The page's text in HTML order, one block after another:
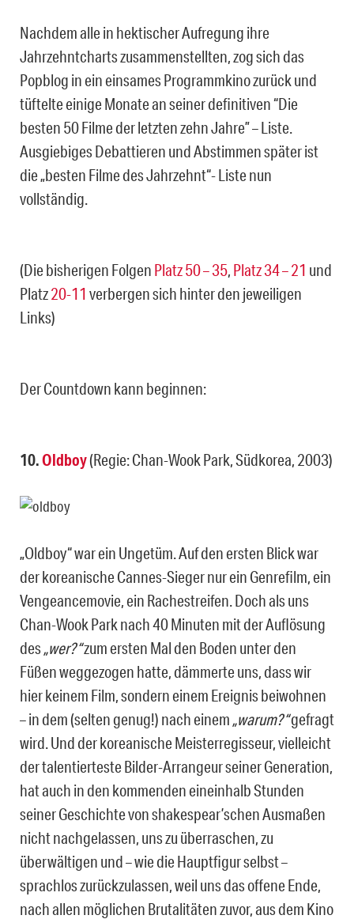
Nachdem alle in hektischer Aufregung ihre
Jahrzehntcharts zusammenstellten, zog sich das
Popblog in ein einsames Programmkino zurück und
tüftelte einige Monate an seiner definitiven “Die
besten 50 Filme der letzten zehn Jahre” – Liste.
Ausgiebiges Debattieren und Abstimmen später ist
die „besten Filme des Jahrzehnt“- Liste nun
vollständig.
(Die bisherigen Folgen Platz 50 – 35, Platz 34 – 21 und
Platz20-11 verbergen sich hinter den jeweiligen
Links)
Der Countdown kann beginnen:
10.Oldboy(Regie: Chan-Wook Park, Südkorea, 2003)
„Oldboy“ war ein Ungetüm. Auf den ersten Blick war
der koreanische Cannes-Sieger nur ein Genrefilm, ein
Vengeancemovie, ein Rachestreifen. Doch als uns
Chan-Wook Park nach 40 Minuten mit der Auflösung
des„wer?“zum ersten Mal den Boden unter den
Füßen weggezogen hatte, dämmerte uns, dass wir
hier keinem Film, sondern einem Ereignis beiwohnen
– in dem (selten genug!) nach einem „warum?“gefragt
wird. Und der koreanische Meisterregisseur, vielleicht
der talentierteste Bilder-Arrangeur seiner Generation,
hat auch in den kommenden eineinhalb Stunden
seiner Geschichte von shakespear’schen Ausmaßen
nicht nachgelassen, uns zu überraschen, zu
überwältigen und – wie die Hauptfigur selbst –
sprachlos zurückzulassen, weil uns das offene Ende,
nach allen möglichen Brutalitäten zuvor, aus dem Kino